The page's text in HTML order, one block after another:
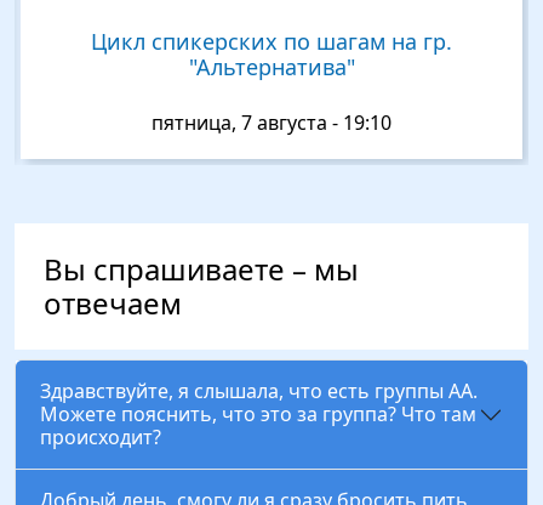
Цикл спикерских по шагам на гр.
"Альтернатива"
пятница, 7 августа - 19:10
Вы спрашиваете – мы
отвечаем
Здравствуйте, я слышала, что есть группы АА.
Можете пояснить, что это за группа? Что там
происходит?